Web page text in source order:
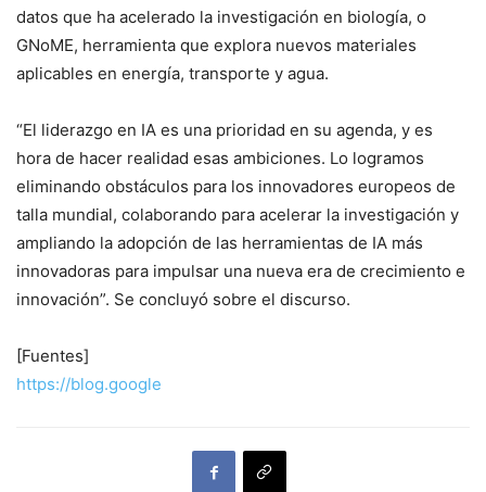
datos que ha acelerado la investigación en biología, o
GNoME, herramienta que explora nuevos materiales
aplicables en energía, transporte y agua.
“El liderazgo en IA es una prioridad en su agenda, y es
hora de hacer realidad esas ambiciones. Lo logramos
eliminando obstáculos para los innovadores europeos de
talla mundial, colaborando para acelerar la investigación y
ampliando la adopción de las herramientas de IA más
innovadoras para impulsar una nueva era de crecimiento e
innovación”. Se concluyó sobre el discurso.
[Fuentes]
https://blog.google